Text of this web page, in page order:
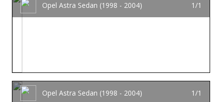
Opel Astra Sedan (1998 - 2004) 1/1
Opel Astra Sedan (1998 - 2004) 1/1